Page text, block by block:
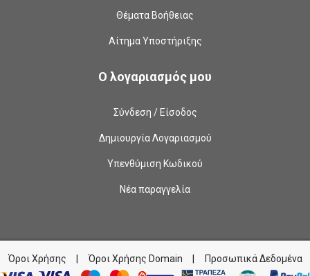
Θέματα Βοήθειας
Αίτημα Υποστήριξης
Ο λογαριασμός μου
Σύνδεση / Είσοδος
Δημιουργία Λογαριασμού
Υπενθύμιση Κωδικού
Νέα παραγγελία
Όροι Χρήσης Όροι Χρήσης Domain Προσωπικά Δεδομένα